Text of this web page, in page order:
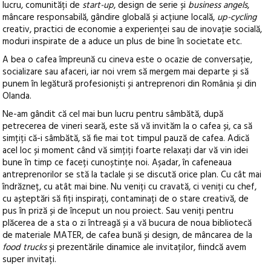
lucru, comunități de start-up, design de serie și business angels,
mâncare responsabilă, gândire globală și acțiune locală, up-cycling
creativ, practici de economie a experienței sau de inovație socială,
moduri inspirate de a aduce un plus de bine în societate etc.
A bea o cafea împreună cu cineva este o ocazie de conversație,
socializare sau afaceri, iar noi vrem să mergem mai departe și să
punem în legătură profesioniști și antreprenori din România și din
Olanda.
Ne-am gândit că cel mai bun lucru pentru sâmbătă, după
petrecerea de vineri seară, este să vă invităm la o cafea și, ca să
simțiți că-i sâmbătă, să fie mai tot timpul pauză de cafea. Adică
acel loc și moment când vă simțiți foarte relaxați dar vă vin idei
bune în timp ce faceți cunoștințe noi. Așadar, în cafeneaua
antreprenorilor se stă la taclale și se discută orice plan. Cu cât mai
îndrăzneț, cu atât mai bine. Nu veniți cu cravată, ci veniți cu chef,
cu așteptări să fiți inspirați, contaminați de o stare creativă, de
pus în priză și de început un nou proiect. Sau veniți pentru
plăcerea de a sta o zi întreagă și a vă bucura de noua bibliotecă
de materiale MATER, de cafea bună și design, de mâncarea de la
food trucksși prezentările dinamice ale invitaților, fiindcă avem
super invitați.